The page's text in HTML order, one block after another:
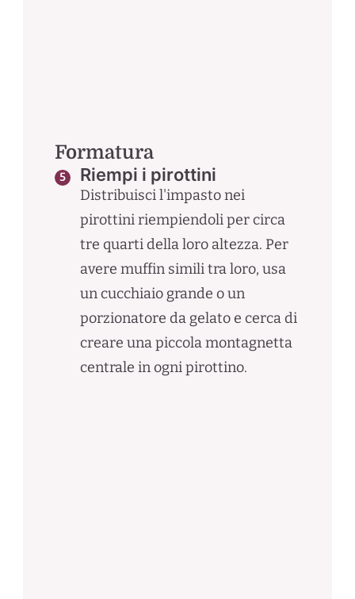
Formatura
Riempi i pirottini
Distribuisci l'impasto nei
pirottini riempiendoli per circa
tre quarti della loro altezza. Per
avere muffin simili tra loro, usa
un cucchiaio grande o un
porzionatore da gelato e cerca di
creare una piccola montagnetta
centrale in ogni pirottino.